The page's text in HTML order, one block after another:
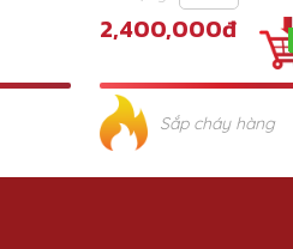
2,400,000đ
Sắp cháy hàng